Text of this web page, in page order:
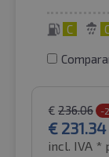
C
€ 236.06 -
€ 231.34
incl. IVA *